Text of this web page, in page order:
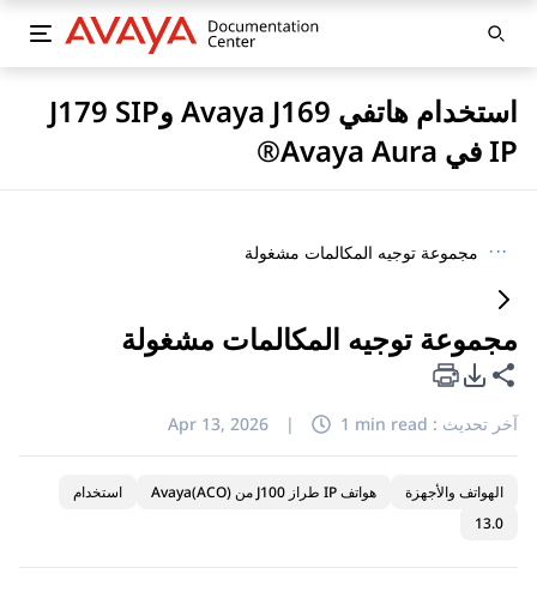
استخدام هاتفي Avaya J169 وJ179 SIP
IP في Avaya Aura®
··· مجموعة توجيه المكالمات مشغولة
مجموعة توجيه المكالمات مشغولة
مشاركة هذه الصفحة
خيارات تصدير PDF
آخر تحديث : Apr 13, 2026 | 1 min read
الهواتف والأجهزة هواتف IP طراز J100 من Avaya(ACO)
استخدام
13.0